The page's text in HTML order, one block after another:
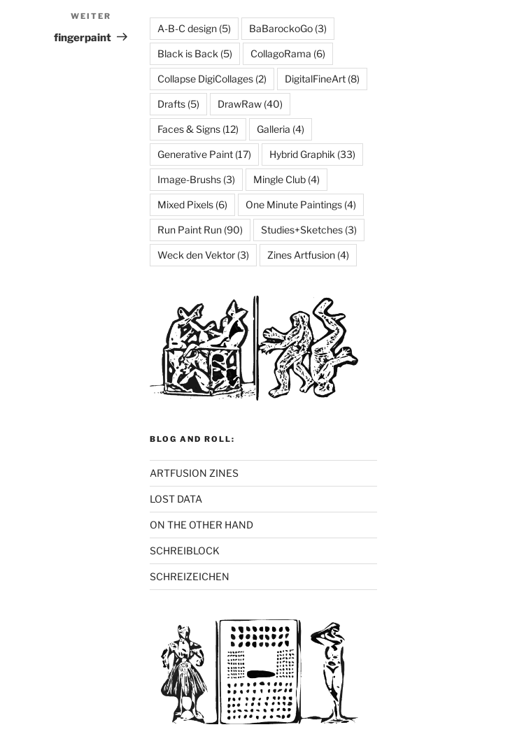
Nächster
Beitrag
WEITER
fingerpaint
A-B-C design(5) BaBarockoGo(3)
Black is Back (5) CollagoRama (6)
Collapse DigiCollages(2) DigitalFineArt(8)
Drafts(5) DrawRaw(40)
Faces & Signs(12) Galleria (4)
Generative Paint(17) Hybrid Graphik (33)
Image-Brushs(3) Mingle Club(4)
Mixed Pixels(6) One Minute Paintings(4)
Run Paint Run(90) Studies+Sketches(3)
Weck den Vektor(3) Zines Artfusion(4)
BLOG AND ROLL:
ARTFUSION ZINES
LOST DATA
ON THE OTHER HAND
SCHREIBLOCK
SCHREIZEICHEN